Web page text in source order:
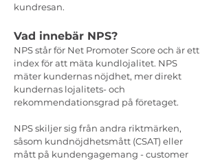
kundresan.
Vad innebär NPS?
NPS står för Net Promoter Score och är ett
index för att mäta kundlojalitet. NPS
mäter kundernas nöjdhet, mer direkt
kundernas lojalitets- och
rekommendationsgrad på företaget.
NPS skiljer sig från andra riktmärken,
såsom kundnöjdhetsmått (CSAT) eller
mått på kundengagemang - customer